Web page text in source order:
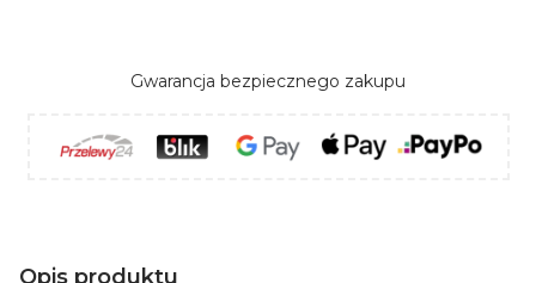
Gwarancja bezpiecznego zakupu
Opis produktu